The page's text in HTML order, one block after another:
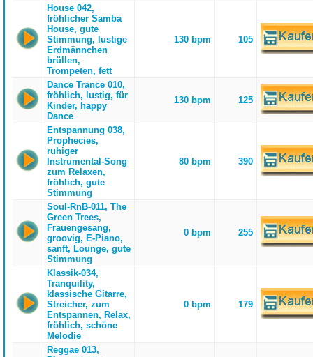
House 042,
fröhlicher Samba
House, gute
Stimmung, lustige
Erdmännchen
brüllen,
Trompeten, fett
130 bpm 105
Dance Trance 010,
fröhlich, lustig, für
Kinder, happy
Dance
130 bpm 125
Entspannung 038,
Prophecies,
ruhiger
Instrumental-Song
zum Relaxen,
fröhlich, gute
Stimmung
80 bpm 390
Soul-RnB-011, The
Green Trees,
Frauengesang,
groovig, E-Piano,
sanft, Lounge, gute
Stimmung
0 bpm 255
Klassik-034,
Tranquility,
klassische Gitarre,
Streicher, zum
Entspannen, Relax,
fröhlich, schöne
Melodie
0 bpm 179
Reggae 013,